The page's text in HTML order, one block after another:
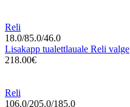
Reli
18.0/85.0/46.0
Lisakapp tualettlauale Reli valge
218.00€
Reli
106.0/205.0/185.0